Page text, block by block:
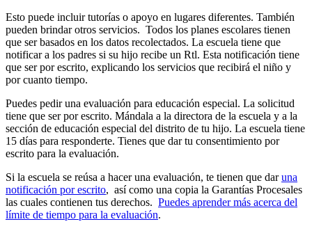
Esto puede incluir tutorías o apoyo en lugares diferentes. También
pueden brindar otros servicios. Todos los planes escolares tienen
que ser basados en los datos recolectados. La escuela tiene que
notificar a los padres si su hijo recibe un Rtl. Esta notificación tiene
que ser por escrito, explicando los servicios que recibirá el niño y
por cuanto tiempo.
Puedes pedir una evaluación para educación especial. La solicitud
tiene que ser por escrito. Mándala a la directora de la escuela y a la
sección de educación especial del distrito de tu hijo. La escuela tiene
15 días para responderte. Tienes que dar tu consentimiento por
escrito para la evaluación.
Si la escuela se reúsa a hacer una evaluación, te tienen que daruna
notificación por escrito, así como una copia la Garantías Procesales
las cuales contienen tus derechos. Puedes aprender más acerca del
límite de tiempo para la evaluación.